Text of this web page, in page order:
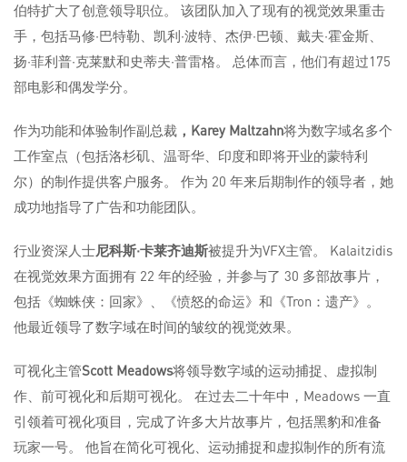
伯特扩大了创意领导职位。 该团队加入了现有的视觉效果重击
手，包括马修·巴特勒、凯利·波特、杰伊·巴顿、戴夫·霍金斯、
扬·菲利普·克莱默和史蒂夫·普雷格。 总体而言，他们有超过175
部电影和偶发学分。
作为功能和体验制作副总裁 ，Karey Maltzahn将为数字域名多个
工作室点（包括洛杉矶、温哥华、印度和即将开业的蒙特利
尔）的制作提供客户服务。 作为 20 年来后期制作的领导者，她
成功地指导了广告和功能团队。
行业资深人士尼科斯·卡莱齐迪斯被提升为VFX主管。 Kalaitzidis
在视觉效果方面拥有 22 年的经验，并参与了 30 多部故事片，
包括《蜘蛛侠：回家》、《愤怒的命运》和《Tron：遗产》。
他最近领导了数字域在时间的皱纹的视觉效果。
可视化主管Scott Meadows将领导数字域的运动捕捉、虚拟制
作、前可视化和后期可视化。 在过去二十年中，Meadows 一直
引领着可视化项目，完成了许多大片故事片，包括黑豹和准备
玩家一号。 他旨在简化可视化、运动捕捉和虚拟制作的所有流